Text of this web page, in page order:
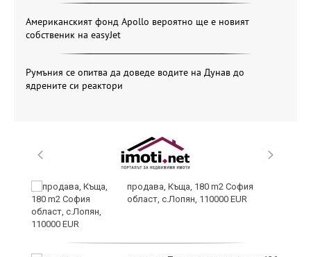
Американският фонд Apollo вероятно ще е новият
собственик на easyJet
Румъния се опитва да доведе водите на Дунав до
ядрените си реактори
продава, Къща, 180 m2 София
област, с.Лопян, 110000 EUR